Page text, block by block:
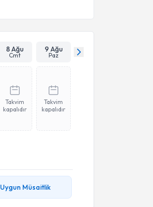
8 Ağu
Cmt
9 Ağu
Paz
Takvim
kapalıdır
Takvim
kapalıdır
Uygun Müsaitlik